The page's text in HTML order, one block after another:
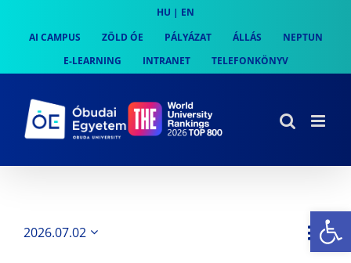
content
HU | EN
AI CAMPUS
ZÖLD ÓE PÁLYÁZAT ÁLLÁS
NEPTUN
E-LEARNING
INTRANET TELEFONKÖNYV
Nap
2026.07.02